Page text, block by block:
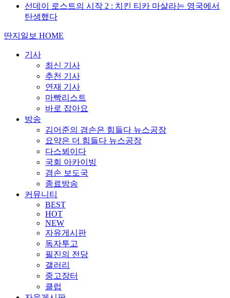
선데이 로스트의 시작 2 : 치킨 티카 마살라는 영국에서
탄생했다
딴지일보 HOME
기사
최신 기사
추천 기사
연재 기사
마빡리스트
바로 잡아요
방송
김어준의 겸손은 힘들다 뉴스공장
요약은 더 힘들다 뉴스공장
다스뵈이다
국회 아카이빙
겸손 보도국
종료방송
커뮤니티
BEST
HOT
NEW
자유게시판
독자투고
필진의 전당
갤러리
중고장터
클럽